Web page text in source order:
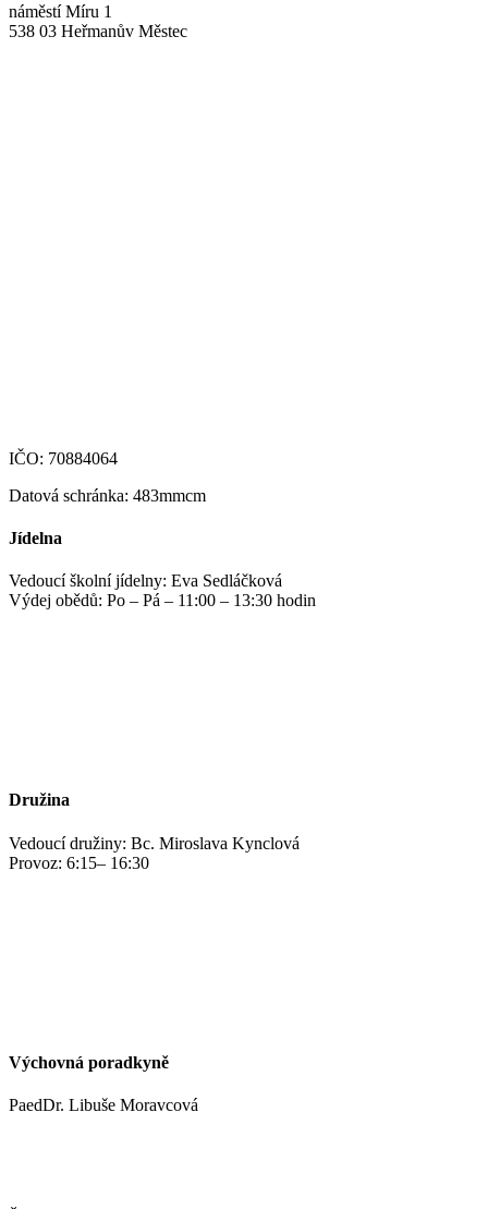
náměstí Míru 1
538 03 Heřmanův Městec
IČO: 70884064
Datová schránka: 483mmcm
Jídelna
Vedoucí školní jídelny: Eva Sedláčková
Výdej obědů: Po – Pá – 11:00 – 13:30 hodin
Družina
Vedoucí družiny: Bc. Miroslava Kynclová
Provoz: 6:15– 16:30
Výchovná poradkyně
PaedDr. Libuše Moravcová